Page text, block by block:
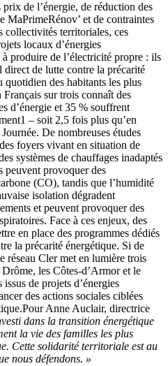
de l’énergie, de réduction des
MaPrimeRénov’ et de contraintes
collectivités territoriales, ces
locaux d’énergies
produire de l’électricité propre : ils
de lutte contre la précarité
quotidien des habitants les plus
sur trois connaît des
d’énergie et 35 % souffrent
– soit 2,5 fois plus qu’en
De nombreuses études
foyers vivant en situation de
systèmes de chauffages inadaptés
peuvent provoquer des
(CO), tandis que l’humidité
isolation dégradent
et peuvent provoquer des
Face à ces enjeux, des
en place des programmes dédiés
la précarité énergétique. Si de
réseau Cler met en lumière trois
les Côtes-d’Armor et le
de projets d’énergies
des actions sociales ciblées
Anne Auclair, directrice
dans la transition énergétique
la vie des familles les plus
Cette solidarité territoriale est au
nous défendons. »